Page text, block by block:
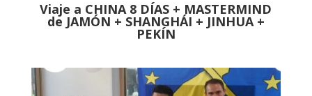
Viaje a CHINA 8 DÍAS + MASTERMIND
de JAMÓN + SHANGHÁI + JINHUA +
PEKÍN